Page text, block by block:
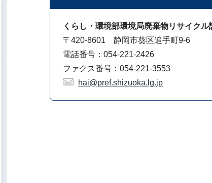
くらし・環境部環境局廃棄物リサイクル
〒420-8601 静岡市葵区追手町9-6
電話番号：054-221-2426
ファクス番号：054-221-3553
hai@pref.shizuoka.lg.jp